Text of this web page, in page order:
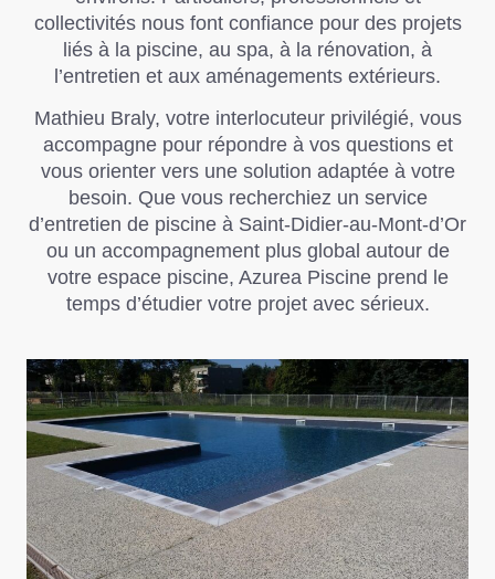
collectivités nous font confiance pour des projets
liés à la piscine, au spa, à la rénovation, à
l’entretien et aux aménagements extérieurs.
Mathieu Braly, votre interlocuteur privilégié, vous
accompagne pour répondre à vos questions et
vous orienter vers une solution adaptée à votre
besoin. Que vous recherchiez un service
d’entretien de piscine à Saint-Didier-au-Mont-d’Or
ou un accompagnement plus global autour de
votre espace piscine, Azurea Piscineprend le
temps d’étudier votre projet avec sérieux.